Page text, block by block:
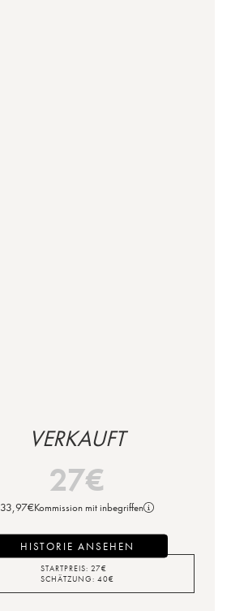
VERKAUFT
27€
33,97€Kommission mit inbegriffen
HISTORIE ANSEHEN
STARTPREIS: 27€
SCHÄTZUNG: 40€